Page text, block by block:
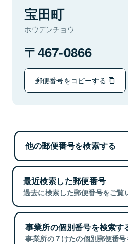
宝田町
ホウデンチョウ
467-0866
郵便番号をコピーする
他の郵便番号を検索する
最近検索した郵便番号
過去に検索した郵便番号をご覧
事業所の個別番号を検索す
事業所の７けたの個別郵便番号